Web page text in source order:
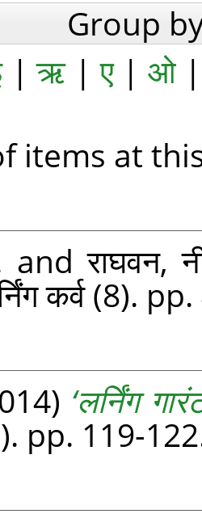
Group
|ऋ|ए| ओ
items at
andराघवन,
कर्व (8).
‘लर्निंग
pp. 119-